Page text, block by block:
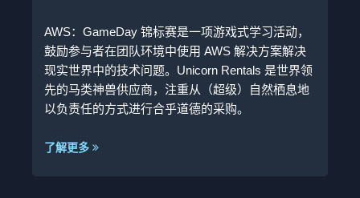
AWS：GameDay 锦标赛是一项游戏式学习活动，
鼓励参与者在团队环境中使用 AWS 解决方案解决
现实世界中的技术问题。Unicorn Rentals 是世界领
先的马类神兽供应商，注重从（超级）自然栖息地
以负责任的方式进行合乎道德的采购。
了解更多